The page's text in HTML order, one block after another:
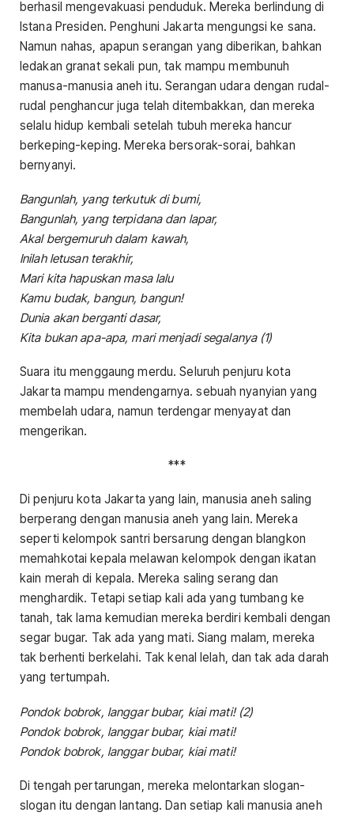
berhasil mengevakuasi penduduk. Mereka berlindung di
Istana Presiden. Penghuni Jakarta mengungsi ke sana.
Namun nahas, apapun serangan yang diberikan, bahkan
ledakan granat sekali pun, tak mampu membunuh
manusa-manusia aneh itu. Serangan udara dengan rudal-
rudal penghancur juga telah ditembakkan, dan mereka
selalu hidup kembali setelah tubuh mereka hancur
berkeping-keping. Mereka bersorak-sorai, bahkan
bernyanyi.
Bangunlah, yang terkutuk di bumi,
Bangunlah, yang terpidana dan lapar,
Akal bergemuruh dalam kawah,
Inilah letusan terakhir,
Mari kita hapuskan masa lalu
Kamu budak, bangun, bangun!
Dunia akan berganti dasar,
Kita bukan apa-apa, mari menjadi segalanya (1)
Suara itu menggaung merdu. Seluruh penjuru kota
Jakarta mampu mendengarnya. sebuah nyanyian yang
membelah udara, namun terdengar menyayat dan
mengerikan.
***
Di penjuru kota Jakarta yang lain, manusia aneh saling
berperang dengan manusia aneh yang lain. Mereka
seperti kelompok santri bersarung dengan blangkon
memahkotai kepala melawan kelompok dengan ikatan
kain merah di kepala. Mereka saling serang dan
menghardik. Tetapi setiap kali ada yang tumbang ke
tanah, tak lama kemudian mereka berdiri kembali dengan
segar bugar. Tak ada yang mati. Siang malam, mereka
tak berhenti berkelahi. Tak kenal lelah, dan tak ada darah
yang tertumpah.
Pondok bobrok, langgar bubar, kiai mati! (2)
Pondok bobrok, langgar bubar, kiai mati!
Pondok bobrok, langgar bubar, kiai mati!
Di tengah pertarungan, mereka melontarkan slogan-
slogan itu dengan lantang. Dan setiap kali manusia aneh